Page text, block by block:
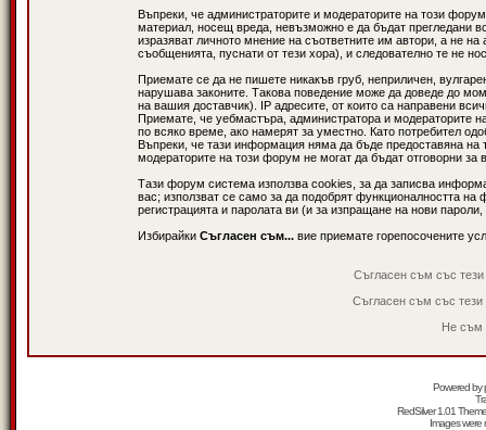
Въпреки, че администраторите и модераторите на този
материал, носещ вреда, невъзможно е да бъдат прегледани
изразяват личното мнение на съответните им автори, а не
съобщенията, пуснати от тези хора), и следователно те не
Приемате се да не пишете никакъв груб, неприличен,
нарушава законите. Такова поведение може да доведе до
на вашия доставчик). IP адресите, от които са направени
Приемате, че уебмастъра, администратора и модераторите
по всяко време, ако намерят за уместно. Като потребител
Въпреки, че тази информация няма да бъде предоставяна
модераторите на този форум не могат да бъдат отговорни за
Тази форум система използва cookies, за да записва
вас; използват се само за да подобрят функционалността
регистрацията и паролата ви (и за изпращане на нови
Избирайки Съгласен съм... вие приемате горепосочените
Съгласен съм със
Съгласен съм със
Не съм
Powered by
RedSilver 1.01
Images were